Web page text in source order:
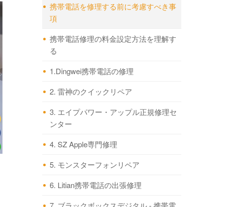
携帯電話を修理する前に考慮すべき事
項
携帯電話修理の料金設定方法を理解す
る
1.Dingwei携帯電話の修理
2. 雷神のクイックリペア
3. エイプパワー・アップル正規修理セ
ンター
4. SZ Apple専門修理
5. モンスターフォンリペア
6. Litian携帯電話の出張修理